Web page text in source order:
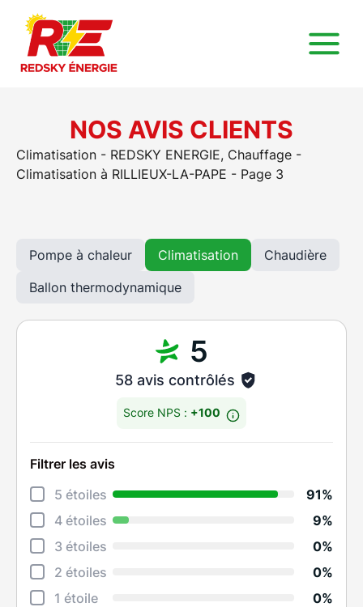
Climatisation - REDSKY ENERGIE, Chauffage -
Climatisation à RILLIEUX-LA-PAPE - Page 3
NOS AVIS CLIENTS
Pompe à chaleur Climatisation
Chaudière
Ballon thermodynamique
5
58 avis contrôlés
Score NPS : +100
Filtrer les avis
5 étoiles
91%
4 étoiles
9%
3 étoiles
0%
2 étoiles
0%
1 étoile
0%